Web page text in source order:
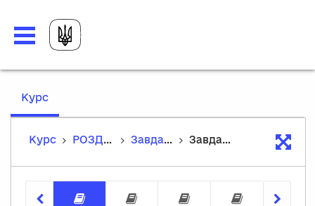
Курс,
Курс
РОЗДІЛ 1: Клієнтоорієнтованість і партнерство Завдання Завдання 1: Визначення груп споживачів